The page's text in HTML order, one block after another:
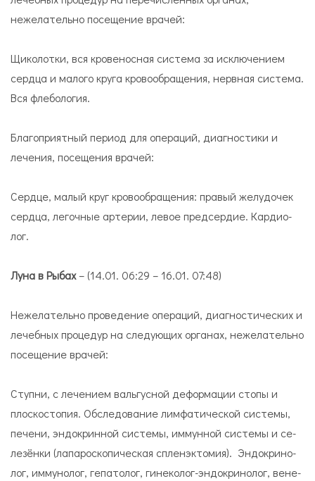
нежелательно посещение врачей:
Щи­ко­лот­ки, вся кро­ве­нос­ная си­сте­ма за ис­клю­че­ни­ем
серд­ца и ма­ло­го кру­га кро­во­об­ра­ще­ния, нерв­ная си­сте­ма.
Вся флебология.
Благоприятный период для операций, диагностики и
лечения, посещения врачей:
Серд­це, ма­лый круг кро­во­об­ра­ще­ния: пра­вый же­лу­до­чек
серд­ца, ле­гоч­ные ар­те­рии, ле­вое пред­сер­дие. Кар­дио­
лог.
Луна в Рыбах– (14.01. 06:29 – 16.01. 07:48)
Нежелательно проведение операций, диагностических и
лечебных процедур на следующих органах, нежелательно
посещение врачей:
Ступ­ни, с ле­че­нием валь­гус­ной де­фор­ма­ции сто­пы и
плос­ко­сто­пия. Обследование лим­фа­ти­че­ской си­сте­мы,
пе­чени, эн­до­крин­ной си­сте­мы, иммунной си­сте­мы и се­
ле­зён­ки (лапароскопическая спленэктомия). Эн­до­кри­но­
лог, иммунолог, гепатолог, ги­не­ко­лог-эн­до­кри­но­лог, ве­не­